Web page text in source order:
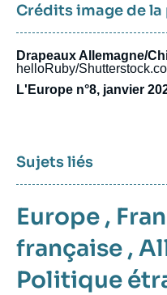
Crédits image de la
Drapeaux Allemagne/
helloRuby/
L'Europe n°8, janvier
Sujets liés
Europe ,
française ,
Politique